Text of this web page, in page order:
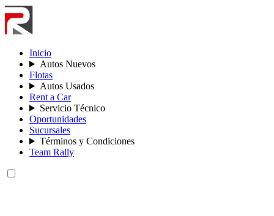
Inicio
Autos Nuevos
Flotas
Autos Usados
Rent a Car
Servicio Técnico
Oportunidades
Sucursales
Términos y Condiciones
Team Rally